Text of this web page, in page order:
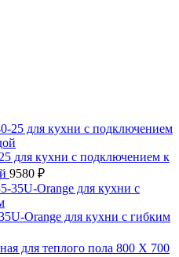
для кухни с подключением к
9580 ₽
Orange для кухни с гибким
для теплого пола 800 X 700